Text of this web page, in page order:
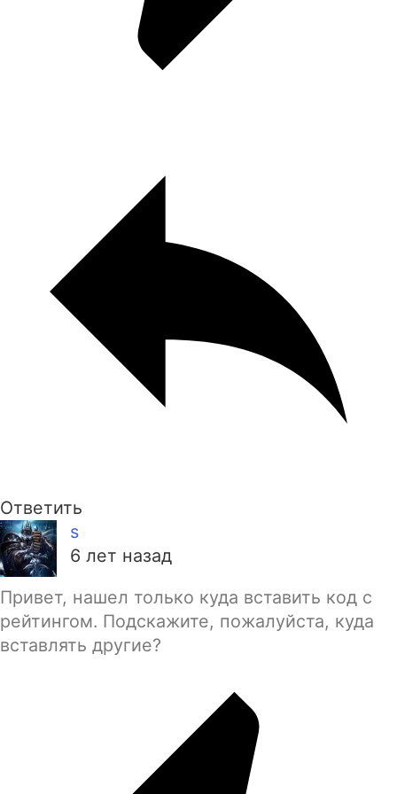
Ответить
s
6 лет назад
Привет, нашел только куда вставить код с
рейтингом. Подскажите, пожалуйста, куда
вставлять другие?